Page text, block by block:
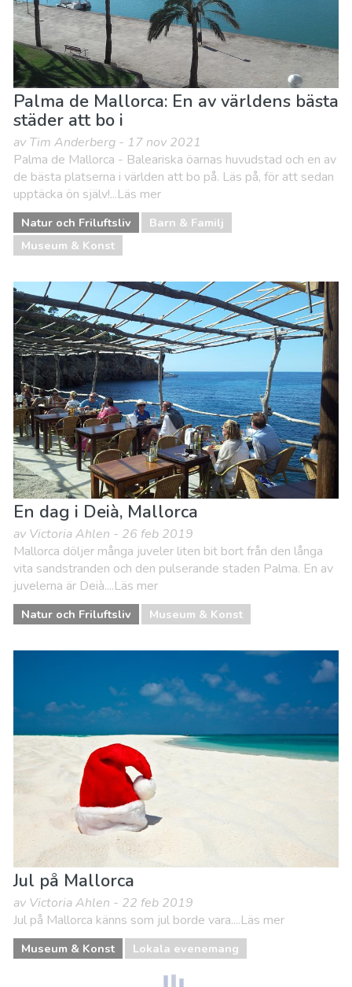
Palma de Mallorca: En av världens bästa
städer att bo i
av Tim Anderberg - 17 nov 2021
Palma de Mallorca - Baleariska öarnas huvudstad och en av
de bästa platserna i världen att bo på. Läs på, för att sedan
upptäcka ön själv!...Läs mer
Natur och Friluftsliv
Barn & Familj
Museum & Konst
En dag i Deià, Mallorca
av Victoria Ahlen - 26 feb 2019
Mallorca döljer många juveler liten bit bort från den långa
vita sandstranden och den pulserande staden Palma. En av
juvelerna är Deià....Läs mer
Natur och Friluftsliv Museum & Konst
Jul på Mallorca
av Victoria Ahlen - 22 feb 2019
Jul på Mallorca känns som jul borde vara....Läs mer
Museum & Konst Lokala evenemang